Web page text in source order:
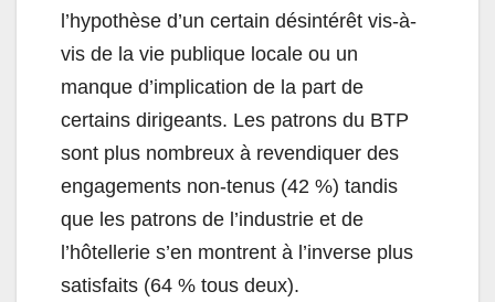
l’hypothèse d’un certain désintérêt vis-à-
vis de la vie publique locale ou un
manque d’implication de la part de
certains dirigeants. Les patrons du BTP
sont plus nombreux à revendiquer des
engagements non-tenus (42 %) tandis
que les patrons de l’industrie et de
l’hôtellerie s’en montrent à l’inverse plus
satisfaits (64 % tous deux).